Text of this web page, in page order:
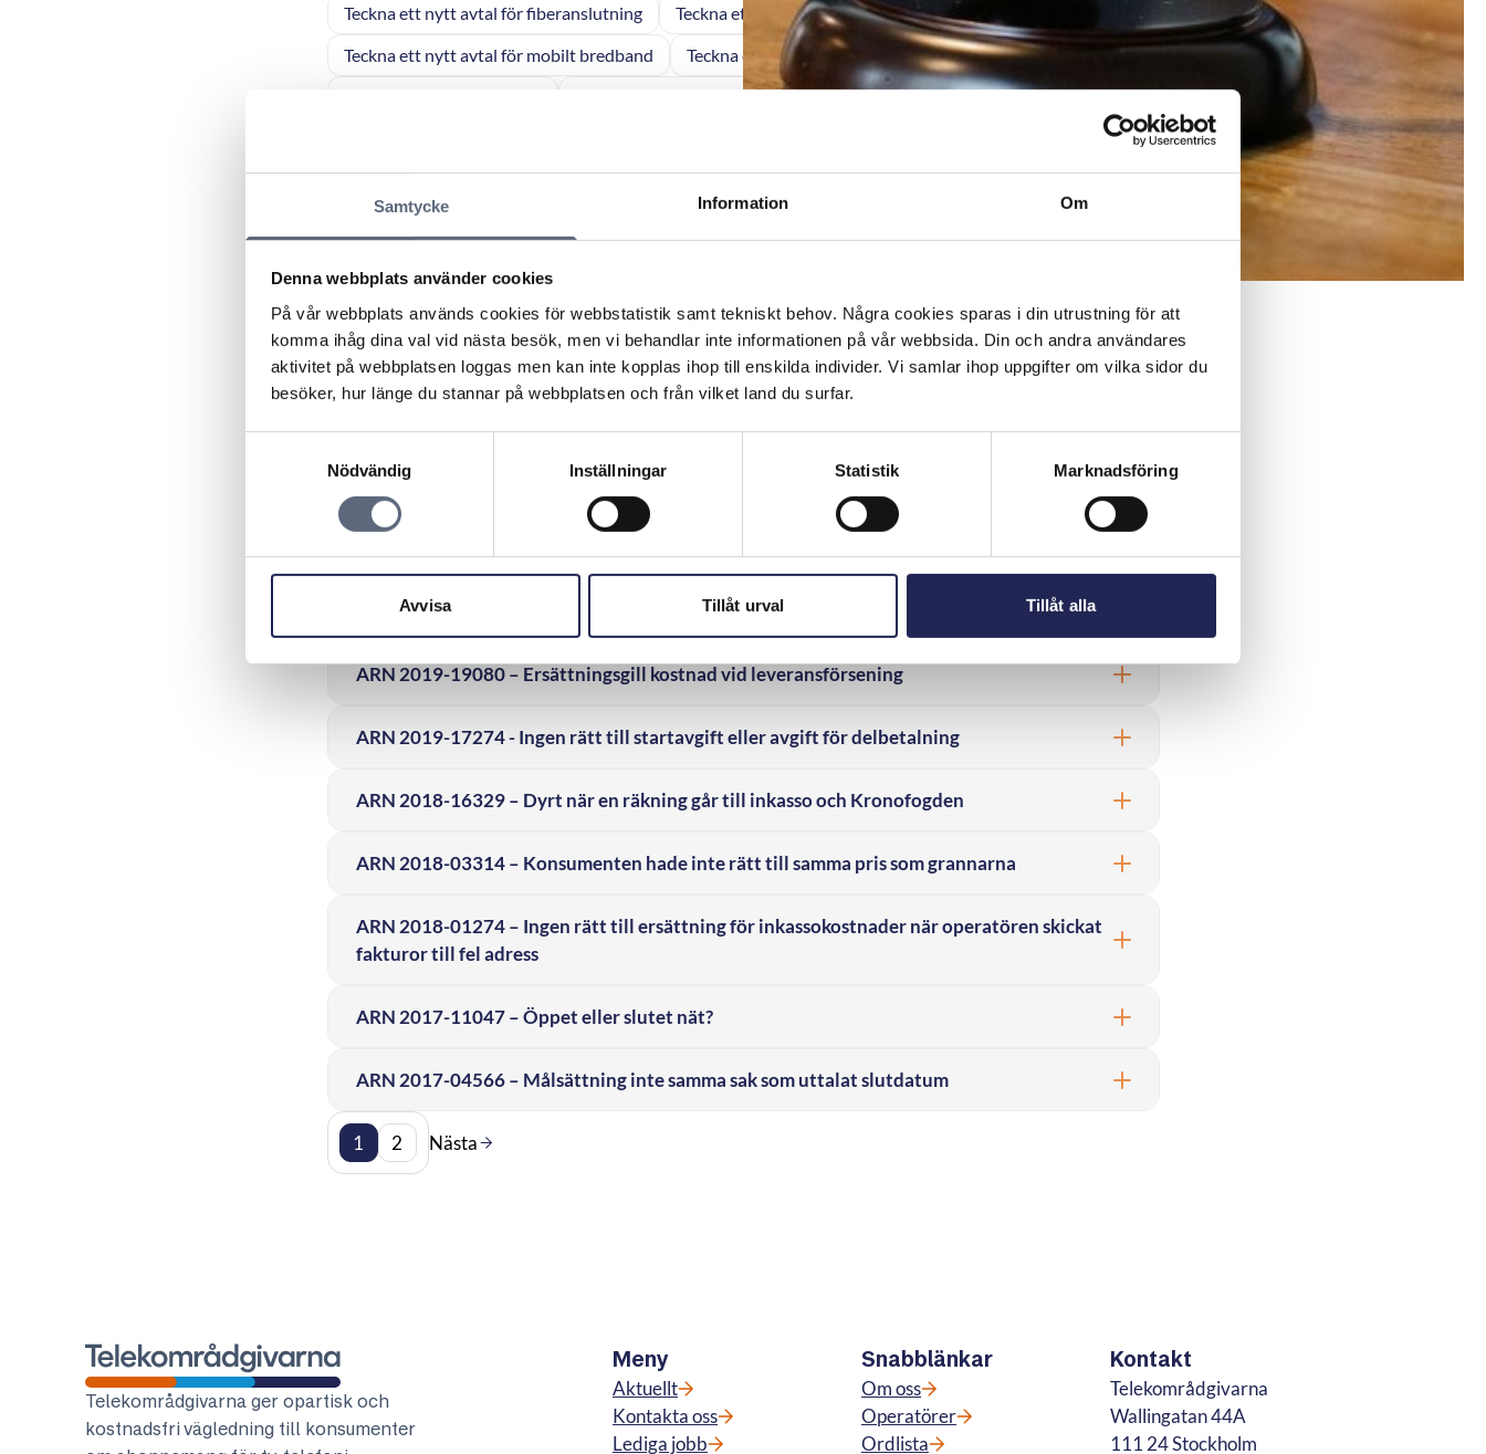
Samtycke Information Om
Denna webbplats använder cookies
På vår webbplats används cookies för webbstatistik samt tekniskt behov. Några cookies sparas i din utrustning för att
komma ihåg dina val vid nästa besök, men vi behandlar inte informationen på vår webbsida. Din och andra användares
aktivitet på webbplatsen loggas men kan inte kopplas ihop till enskilda individer. Vi samlar ihop uppgifter om vilka sidor du
besöker, hur länge du stannar på webbplatsen och från vilket land du surfar.
Nödvändig
Inställningar Statistik Marknadsföring
Avvisa Tillåt urval Tillåt alla
Teckna ett nytt avtal för fiberanslutning
Teckna ett nytt avtal för mobiltelefoni
Teckna ett nytt avtal för mobilt bredband
Teckna ett nytt avtal för fast bredband
Teckna nytt avtal för fast telefoni
Betalning av en fiberanslutning
Fel på en mobil tjänst
Fel eller avbrott på en fast tjänst
Fel eller störningar på ditt tv-abonnemang
Fel eller avbrott på fiberkabel
MD 2011:24 – Vilseledande marknadsföring om bland annat rot-avdrag
ARN 2023-31145 - Fiberleverantören fick ändra villkoren om avgift för drift och
underhåll
ARN 2021–11943 – Otydligt avtalsvillkor tolkades till konsumentens fördel
ARN 2020–16875 – Ingen avbrottsavgift när leverantören inte kunde bevisa att grävning
hade gjorts
ARN 2020-08614 - Rätt till prisavdrag när information om kostnad uteblir innan arbete
påbörjas
ARN 2019-19080 – Ersättningsgill kostnad vid leveransförsening
ARN 2019-17274 - Ingen rätt till startavgift eller avgift för delbetalning
ARN 2018-16329 – Dyrt när en räkning går till inkasso och Kronofogden
ARN 2018-03314 – Konsumenten hade inte rätt till samma pris som grannarna
ARN 2018-01274 – Ingen rätt till ersättning för inkassokostnader när operatören skickat
fakturor till fel adress
ARN 2017-11047 – Öppet eller slutet nät?
ARN 2017-04566 – Målsättning inte samma sak som uttalat slutdatum
1 2 Nästa
Telekområdgivarna
Telekområdgivarna ger opartisk och
kostnadsfri vägledning till konsumenter
Meny
Aktuellt
Kontakta oss
Lediga jobb
Snabblänkar
Om oss
Operatörer
Ordlista
Kontakt
Telekområdgivarna
Wallingatan 44A
111 24 Stockholm